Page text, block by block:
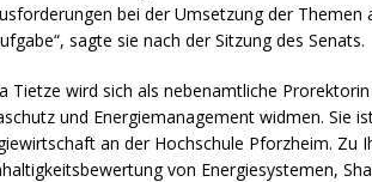
bei der Umsetzung der
sagte sie nach der Sitzung des Senats.
Tietze wird sich als nebenamtliche
und Energiemanagement widmen. Sie
an der Hochschule Pforzheim. Zu
von Energiesystemen,